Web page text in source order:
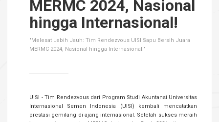
MERMC 2024, Nasional
hingga Internasional!
"Melesat Lebih Jauh: Tim Rendezvous UISI Sapu Bersih Juara
MERMC 2024, Nasional hingga Internasional!"
UISI - Tim Rendezvous dari Program Studi Akuntansi Universitas
Internasional Semen Indonesia (UISI) kembali mencatatkan
prestasi gemilang di ajang internasional. Setelah sukses meraih